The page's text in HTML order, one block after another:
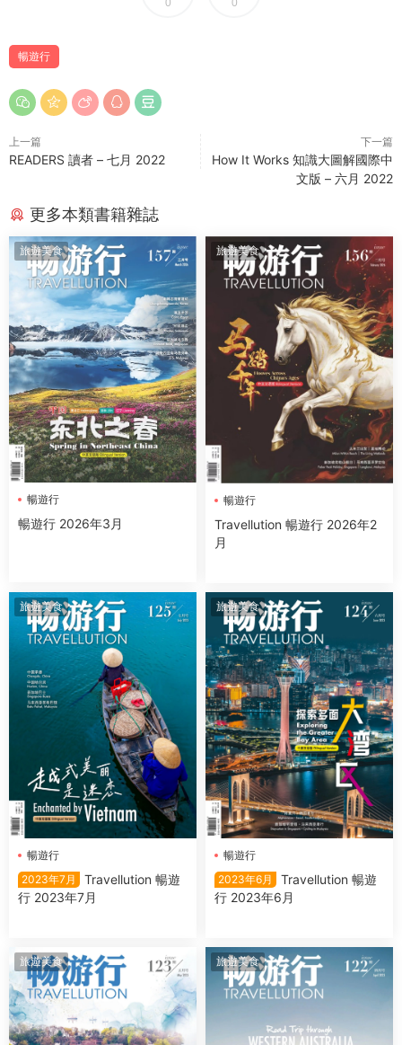
0 0
暢遊行
上一篇
READERS 讀者 – 七月 2022
下一篇
How It Works 知識大圖解國際中
文版 – 六月 2022
更多本類書籍雜誌
旅遊美食
暢遊行
暢遊行 2026年3月
旅遊美食
暢遊行
Travellution 暢遊行 2026年2
月
旅遊美食
暢遊行
2023年7月
Travellution 暢遊
行 2023年7月
旅遊美食
暢遊行
2023年6月
Travellution 暢遊
行 2023年6月
旅遊美食 旅遊美食